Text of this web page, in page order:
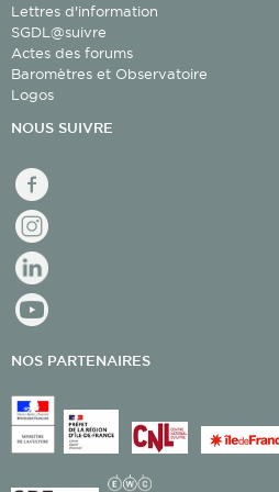
Lettres d'information
SGDL@suivre
Actes des forums
Baromètres et Observatoire
Logos
NOUS SUIVRE
facebook
Instagram
linkedin
youtube
NOS PARTENAIRES